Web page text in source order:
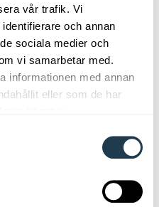
vår trafik. Vi
och annan
sociala medier och
vi samarbetar med.
informationen med annan
eller som de har
och
och
men
och
om att
har samma
kännetecknas